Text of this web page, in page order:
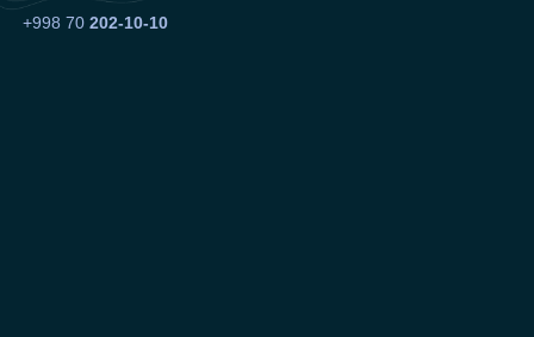
+998 70202-10-10